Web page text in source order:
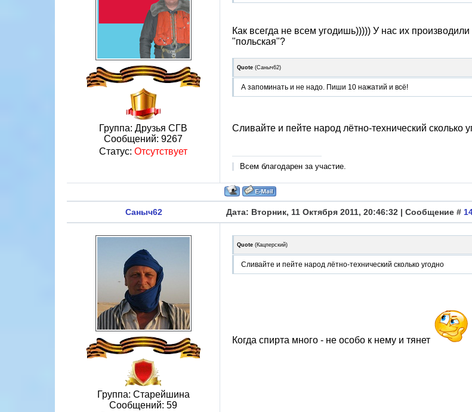
Группа: Друзья СГВ
Сообщений: 9267
Статус: Отсутствует
Как всегда не всем угодишь))))) У нас их
"польская"?
Quote (Саныч62)
А запоминать и не надо. Пиши 10 нажатий и всё!
Сливайте и пейте народ лётно-технический сколько
Всем благодарен за участие.
Саныч62 Дата: Вторник, 11 Октября 2011, 20:46:32 | Сообщение #
Группа: Старейшина
Сообщений: 59
Quote (Кацперский)
Сливайте и пейте народ лётно-технический сколько угодно
Когда спирта много - не особо к нему и тянет